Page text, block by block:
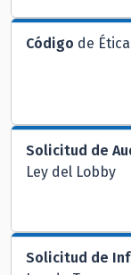
Código de Ética
Solicitud de
Ley del Lobby
Solicitud de